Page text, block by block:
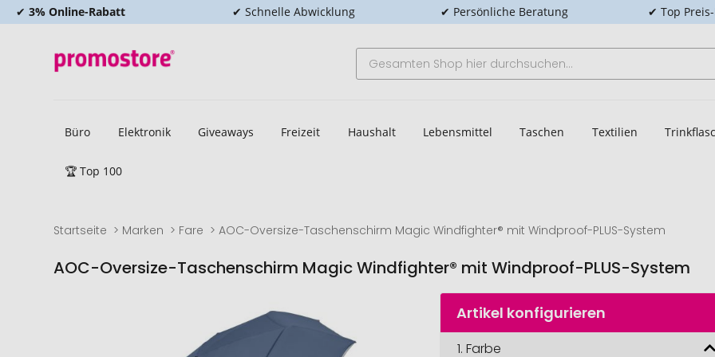
✔ 3% Online-Rabatt ✔ Schnelle Abwicklung ✔ Persönliche Beratung ✔ Top
Büro Elektronik Giveaways Freizeit Haushalt Lebensmittel Taschen Textilien
🏆 Top 100
Startseite Marken Fare AOC-Oversize-Taschenschirm Magic Windfighter® mit Windproof-PLUS-System
AOC-Oversize-Taschenschirm Magic Windfighter® mit Windproof-PLUS-System
Artikel konfigurieren
1.Farbe